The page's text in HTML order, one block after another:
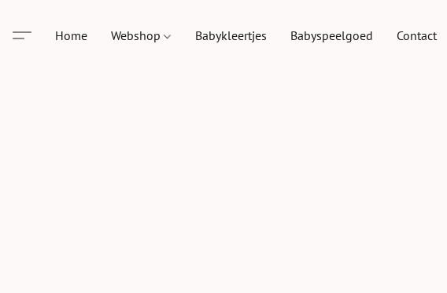
Home Webshop Babykleertjes Babyspeelgoed Contact